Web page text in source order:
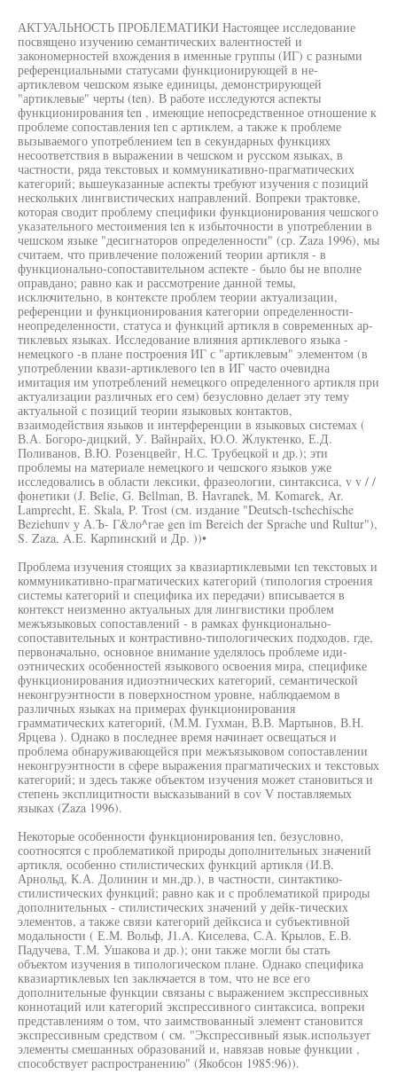
АКТУАЛЬНОСТЬ ПРОБЛЕМАТИКИ Настоящее исследование
посвящено изучению семантических валентностей и
закономерностей вхождения в именные группы (ИГ) с разными
референциальными статусами функционирующей в не-
артиклевом чешском языке единицы, демонстрирующей
"артиклевые" черты (ten). В работе исследуются аспекты
функционирования ten , имеющие непосредственное отношение к
проблеме сопоставления ten с артиклем, а также к проблеме
вызываемого употреблением ten в секундарных функциях
несоответствия в выражении в чешском и русском языках, в
частности, ряда текстовых и коммуникативно-прагматических
категорий; вышеуказанные аспекты требуют изучения с позиций
нескольких лингвистических направлений. Вопреки трактовке,
которая сводит проблему специфики функционирования чешского
указательного местоимения ten к избыточности в употреблении в
чешском языке "десигнаторов определенности" (ср. Zaza 1996), мы
считаем, что привлечение положений теории артикля - в
функционально-сопоставительном аспекте - было бы не вполне
оправдано; равно как и рассмотрение данной темы,
исключительно, в контексте проблем теории актуализации,
референции и функционирования категории определенности-
неопределенности, статуса и функций артикля в современных ар-
тиклевых языках. Исследование влияния артиклевого языка -
немецкого -в плане построения ИГ с "артиклевым" элементом (в
употреблении квази-артиклевого ten в ИГ часто очевидна
имитация им употреблений немецкого определенного артикля при
актуализации различных его сем) безусловно делает эту тему
актуальной с позиций теории языковых контактов,
взаимодействия языков и интерференции в языковых системах (
В.А. Богоро-дицкий, У. Вайнрайх, Ю.О. Жлуктенко, Е.Д.
Поливанов, В.Ю. Розенцвейг, Н.С. Трубецкой и др.); эти
проблемы на материале немецкого и чешского языков уже
исследовались в области лексики, фразеологии, синтаксиса, v v / /
фонетики (J. Belie, G. Bellman, В. Havranek, М. Komarek, Ar.
Lamprecht, E. Skala, P. Trost (см. издание "Deutsch-tschechische
Beziehunv у А.Ъ- Г&ло^гае gen im Bereich der Sprache und Rultur"),
S. Zaza, A.E. Карпинский и Др. ))•
Проблема изучения стоящих за квазиартиклевыми ten текстовых и
коммуникативно-прагматических категорий (типология строения
системы категорий и специфика их передачи) вписывается в
контекст неизменно актуальных для лингвистики проблем
межъязыковых сопоставлений - в рамках функционально-
сопоставительных и контрастивно-типологических подходов, где,
первоначально, основное внимание уделялось проблеме иди-
оэтнических особенностей языкового освоения мира, специфике
функционирования идиоэтнических категорий, семантической
неконгруэнтности в поверхностном уровне, наблюдаемом в
различных языках на примерах функционирования
грамматических категорий, (М.М. Гухман, В.В. Мартынов, В.Н.
Ярцева ). Однако в последнее время начинает освещаться и
проблема обнаруживающейся при межъязыковом сопоставлении
неконгруэнтности в сфере выражения прагматических и текстовых
категорий; и здесь также объектом изучения может становиться и
степень эксплицитности высказываний в соv V поставляемых
языках (Zaza 1996).
Некоторые особенности функционирования ten, безусловно,
соотносятся с проблематикой природы дополнительных значений
артикля, особенно стилистических функций артикля (И.В.
Арнольд, К.А. Долинин и мн.др.), в частности, синтактико-
стилистических функций; равно как и с проблематикой природы
дополнительных - стилистических значений у дейк-тических
элементов, а также связи категорий дейксиса и субъективной
модальности ( Е.М. Вольф, J1.A. Киселева, С.А. Крылов, Е.В.
Падучева, Т.М. Ушакова и др.); они также могли бы стать
объектом изучения в типологическом плане. Однако специфика
квазиартиклевых ten заключается в том, что не все его
дополнительные функции связаны с выражением экспрессивных
коннотаций или категорий экспрессивного синтаксиса, вопреки
представлениям о том, что заимствованный элемент становится
экспрессивным средством ( см. "Экспрессивный язык.использует
элементы смешанных образований и, навязав новые функции ,
способствует распространению" (Якобсон 1985:96)).